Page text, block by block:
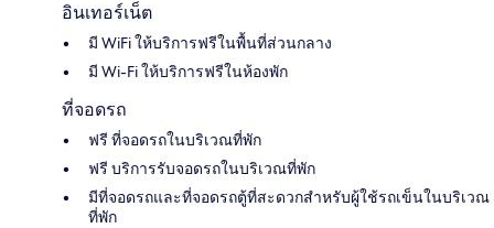
อินเทอร์เน็ต
มี WiFi ให้บริการฟรีในพื้นที่ส่วนกลาง
มี Wi-Fi ให้บริการฟรีในห้องพัก
ที่จอดรถ
ฟรี ที่จอดรถในบริเวณที่พัก
ฟรี บริการรับจอดรถในบริเวณที่พัก
มีที่จอดรถและที่จอดรถตู้ที่สะดวกสำหรับผู้ใช้รถเข็นในบริเวณ
ที่พัก